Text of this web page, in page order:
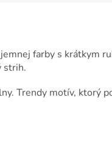
farby s krátkym
strih.
Trendy motív, ktorý